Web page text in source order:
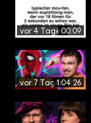
vor 4 Tagen00:09
vor 7 Tagen1:04:26